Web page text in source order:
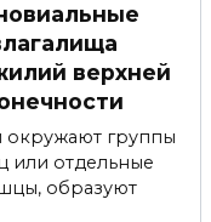
верхней
окружают группы
или отдельные
образуют